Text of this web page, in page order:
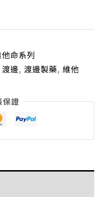
命系列
渡邊, 渡邊製藥, 維他
保證